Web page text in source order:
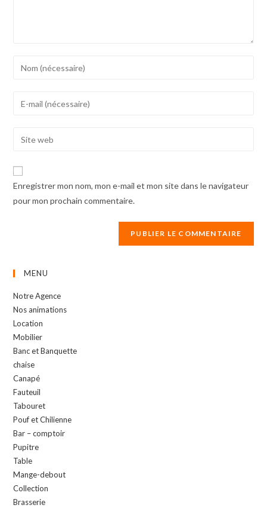
to
address
comment
website
URL
Enregistrer mon nom, mon e-mail et mon site dans le navigateur
pour mon prochain commentaire.
MENU
Notre Agence
Nos animations
Location
Mobilier
Banc et Banquette
chaise
Canapé
Fauteuil
Tabouret
Pouf et Chilienne
Bar – comptoir
Pupitre
Table
Mange-debout
Collection
Brasserie